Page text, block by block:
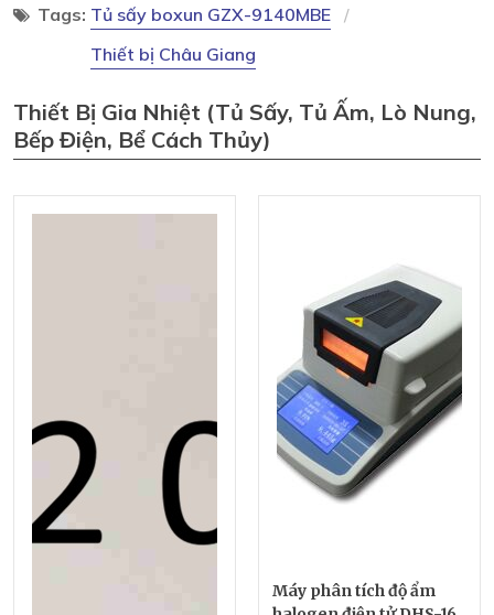
Tags: Tủ sấy boxun GZX-9140MBE
Thiết bị Châu Giang
Thiết Bị Gia Nhiệt (tủ Sấy, Tủ Ấm, Lò Nung,
Bếp Điện, Bể Cách Thủy)
Máy phân tích độ ẩm